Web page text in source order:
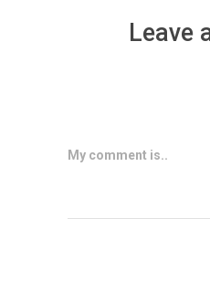
Leave
My comment is..